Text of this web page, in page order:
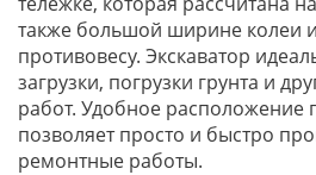
также большой ширине колеи
противовесу. Экскаватор
загрузки, погрузки грунта и
работ. Удобное расположение
позволяет просто и быстро
ремонтные работы.